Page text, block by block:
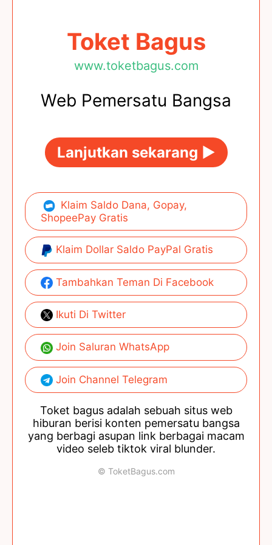
Toket Bagus
www.toketbagus.com
Web Pemersatu Bangsa
Lanjutkan sekarang ►
Klaim Saldo Dana, Gopay,
ShopeePay Gratis
Klaim Dollar Saldo PayPal Gratis
Tambahkan Teman Di Facebook
Ikuti Di Twitter
Join Saluran WhatsApp
Join Channel Telegram
Toket bagus adalah sebuah situs web
hiburan berisi konten pemersatu bangsa
yang berbagi asupan link berbagai macam
video seleb tiktok viral blunder.
© ToketBagus.com